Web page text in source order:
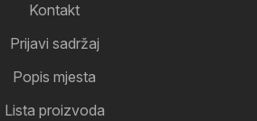
Kontakt
Prijavi sadržaj
Popis mjesta
Lista proizvoda